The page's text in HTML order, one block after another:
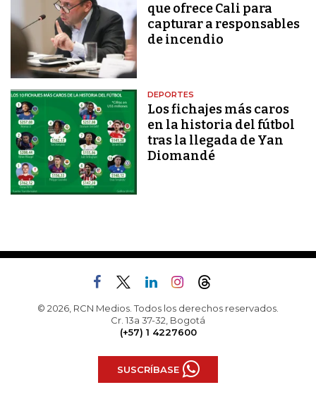
que ofrece Cali para
capturar a responsables
de incendio
DEPORTES
Los fichajes más caros
en la historia del fútbol
tras la llegada de Yan
Diomandé
© 2026, RCN Medios. Todos los derechos reservados.
Cr. 13a 37-32, Bogotá
(+57) 1 4227600
SUSCRÍBASE